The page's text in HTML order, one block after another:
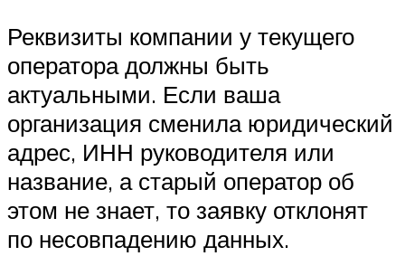
Реквизиты компании у текущего
оператора должны быть
актуальными. Если ваша
организация сменила юридический
адрес, ИНН руководителя или
название, а старый оператор об
этом не знает, то заявку отклонят
по несовпадению данных.